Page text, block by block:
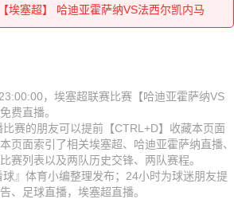
埃塞超】 哈迪亚霍萨纳VS法西尔凯内马
埃塞超】 哈迪亚霍萨纳VS法西尔凯内马
埃塞超】 哈迪亚霍萨纳VS法西尔凯内马
埃塞超】 哈迪亚霍萨纳VS法西尔凯内马
埃塞超】 哈迪亚霍萨纳VS法西尔凯内马
埃塞超】 哈迪亚霍萨纳VS法西尔凯内马
埃塞超】 哈迪亚霍萨纳VS法西尔凯内马
，埃塞超联赛比赛【哈迪亚霍萨纳VS
费直播。
赛的朋友可以提前【CTRL+D】收藏本页面
页面索引了相关埃塞超、哈迪亚霍萨纳直播、
赛列表以及两队历史交锋、两队赛程。
』体育小编整理发布；24小时为球迷朋友提
、足球直播，埃塞超直播。